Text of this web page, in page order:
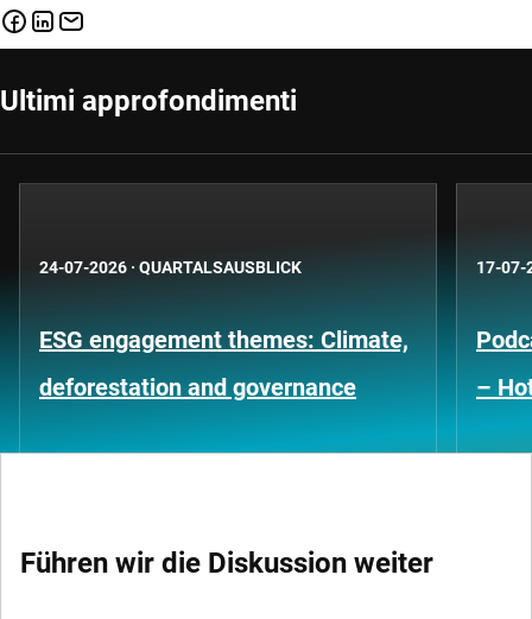
Ultimi approfondimenti
24-07-2026 · QUARTALSAUSBLICK
ESG engagement themes: Climate,
deforestation and governance
17-07-
–
Führen wir die Diskussion weiter